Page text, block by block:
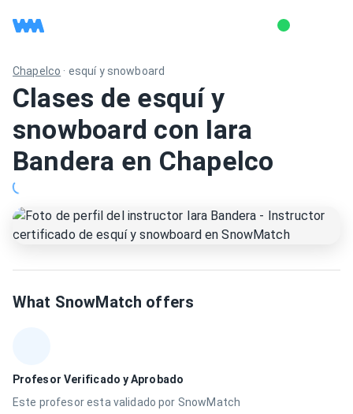
Chapelco · esquí y snowboard
Clases de esquí y
snowboard con Iara
Bandera en Chapelco
What SnowMatch offers
Profesor Verificado y Aprobado
Este profesor esta validado por SnowMatch